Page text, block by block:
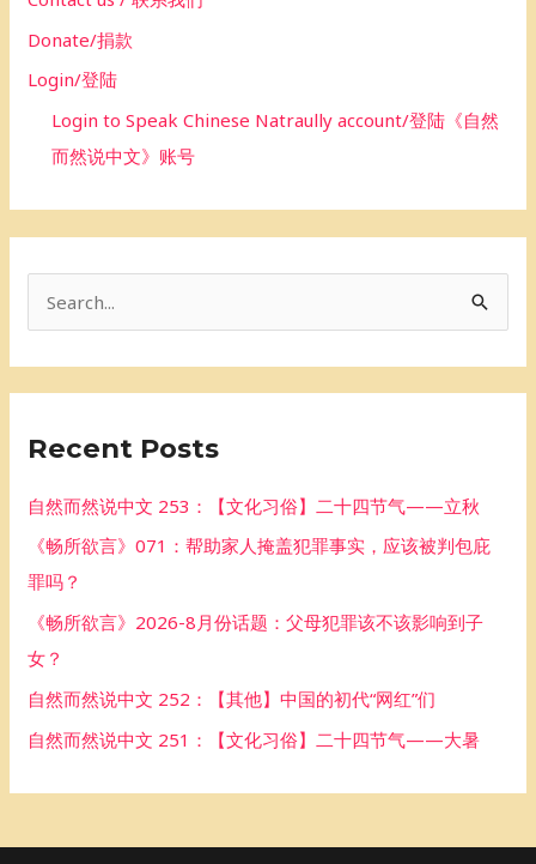
Donate/捐款
Login/登陆
Login to Speak Chinese Natraully account/登陆《自然
而然说中文》账号
c
f
r
Recent Posts
自然而然说中文 253：【文化习俗】二十四节气——立秋
《畅所欲言》071：帮助家人掩盖犯罪事实，应该被判包庇
罪吗？
《畅所欲言》2026-8月份话题：父母犯罪该不该影响到子
女？
自然而然说中文 252：【其他】中国的初代“网红”们
自然而然说中文 251：【文化习俗】二十四节气——大暑